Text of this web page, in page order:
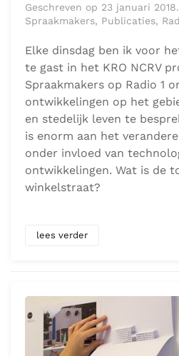
Geschreven op 23 januari
Spraakmakers, Publicaties,
Elke dinsdag ben ik voor
te gast in het KRO NCRV
Spraakmakers op Radio 1
ontwikkelingen op het
en stedelijk leven te
is enorm aan het
onder invloed van
ontwikkelingen. Wat is de
winkelstraat?
lees verder